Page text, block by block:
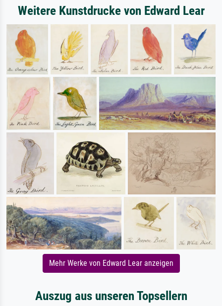
Weitere Kunstdrucke von Edward Lear
Mehr Werke von Edward Lear anzeigen
Auszug aus unseren Topsellern